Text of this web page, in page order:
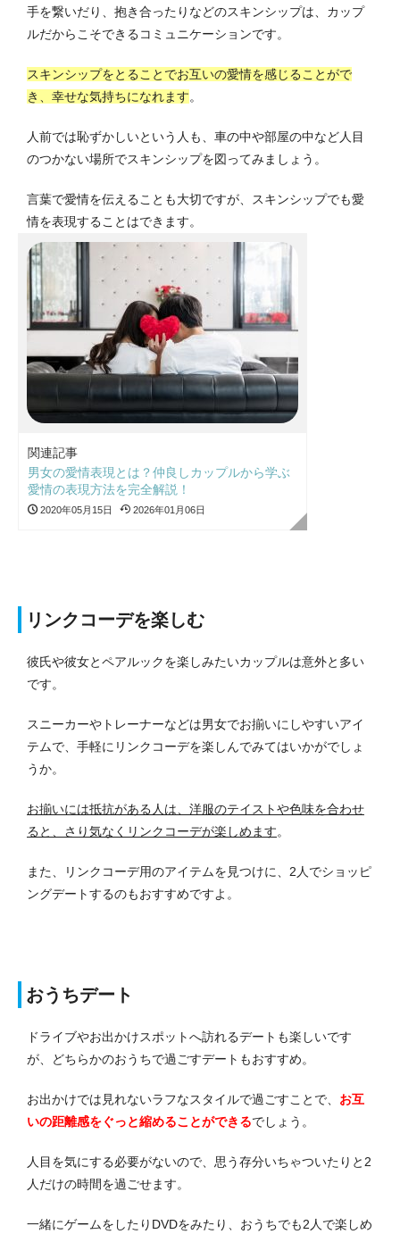
手を繋いだり、抱き合ったりなどのスキンシップは、カップ
ルだからこそできるコミュニケーションです。
スキンシップをとることでお互いの愛情を感じることがで
き、幸せな気持ちになれます。
人前では恥ずかしいという人も、車の中や部屋の中など人目
のつかない場所でスキンシップを図ってみましょう。
言葉で愛情を伝えることも大切ですが、スキンシップでも愛
情を表現することはできます。
関連記事
男女の愛情表現とは？仲良しカップルから学ぶ
愛情の表現方法を完全解説！
2020年05月15日 2026年01月06日
リンクコーデを楽しむ
彼氏や彼女とペアルックを楽しみたいカップルは意外と多い
です。
スニーカーやトレーナーなどは男女でお揃いにしやすいアイ
テムで、手軽にリンクコーデを楽しんでみてはいかがでしょ
うか。
お揃いには抵抗がある人は、洋服のテイストや色味を合わせ
ると、さり気なくリンクコーデが楽しめます。
また、リンクコーデ用のアイテムを見つけに、2人でショッピ
ングデートするのもおすすめですよ。
おうちデート
ドライブやお出かけスポットへ訪れるデートも楽しいです
が、どちらかのおうちで過ごすデートもおすすめ。
お出かけでは見れないラフなスタイルで過ごすことで、 お互
いの距離感をぐっと縮めることができるでしょう。
人目を気にする必要がないので、思う存分いちゃついたりと2
人だけの時間を過ごせます。
一緒にゲームをしたりDVDをみたり、おうちでも2人で楽しめ